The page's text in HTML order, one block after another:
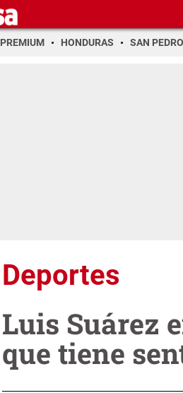
PREMIUM HONDURAS SAN PEDRO
Deportes
Luis Suárez
que tiene